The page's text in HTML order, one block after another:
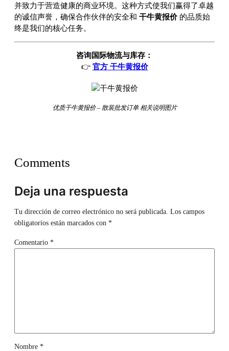
并致力于营造健康的商业环境。这种方式使我们赢得了卓越
的诚信声誉，确保合作伙伴的安全和 干牛黄报价 的品质始
终是我们的核心任务。
咨询国际物流与库存：
👉 官方 干牛黄报价
优质干牛黄报价 – 散装批发订单 相关说明图片
Comments
Deja una respuesta
Tu dirección de correo electrónico no será publicada. Los campos
obligatorios están marcados con *
Comentario *
Nombre *